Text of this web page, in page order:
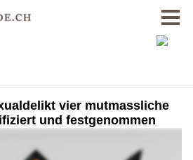
vier mutmassliche
und festgenommen